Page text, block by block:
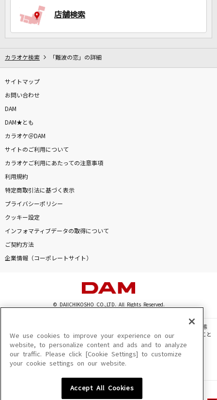
店舗検索
カラオケ検索 「難波の恋」の詳細
サイトマップ
お問い合わせ
DAM
DAM★とも
カラオケ＠DAM
サイトのご利用について
カラオケご利用にあたっての注意事項
利用規約
特定商取引法に基づく表示
プライバシーポリシー
クッキー設定
インフォマティブデータの取得について
ご契約方法
企業情報（コーポレートサイト）
© DAIICHIKOSHO CO.,LTD. All Rights Reserved.
このサイトに掲載されている一切の文章・画像・写真・動画・音声等を、手段や形態
を問わず、著作権法の定める範囲を超えて無断で複製、転載、ファイル化などすること
を禁じます。
楽曲及びコンテンツは、機種によりご利用いただけない場合があります。
楽曲及びコンテンツの配信日、配信内容が変更になる場合があります。
We use cookies to improve your experience on our
website, to personalize content and ads and to analyze
our traffic. Please click [Cookie Settings] to customize
your cookie settings on our website.
Accept All Cookies